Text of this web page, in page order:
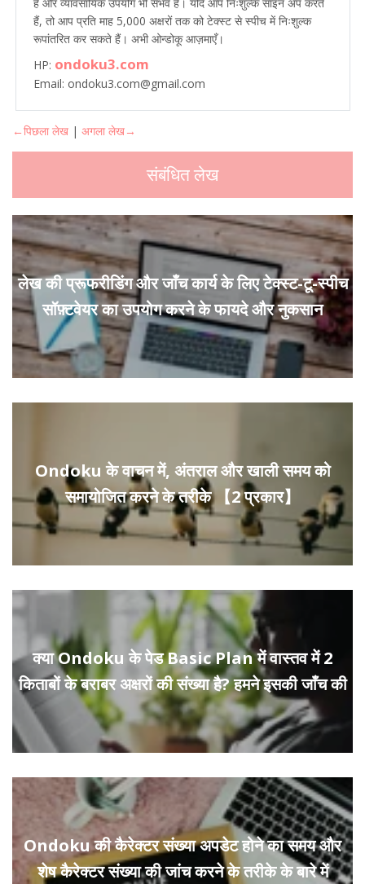
हैं, तो आप प्रति माह 5,000 अक्षरों तक को टेक्स्ट से स्पीच में निःशुल्क
रूपांतरित कर सकते हैं। अभी ओन्डोकू आज़माएँ।
HP: ondoku3.com
Email: ondoku3.com@gmail.com
←पिछला लेख | अगला लेख→
संबंधित लेख
लेख की प्रूफरीडिंग और जाँच कार्य के लिए टेक्स्ट-टू-स्पीच
सॉफ़्टवेयर का उपयोग करने के फायदे और नुकसान
Ondoku के वाचन में, अंतराल और खाली समय को
समायोजित करने के तरीके 【2 प्रकार】
क्या Ondoku के पेड Basic Plan में वास्तव में 2
किताबों के बराबर अक्षरों की संख्या है? हमने इसकी जाँच की
Ondoku की कैरेक्टर संख्या अपडेट होने का समय और
शेष कैरेक्टर संख्या की जांच करने के तरीके के बारे में